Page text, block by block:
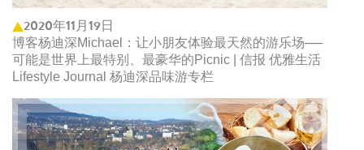
2020年11月19日
博客杨迪深Michael：让小朋友体验最天然的游乐场──
可能是世界上最特别、最豪华的Picnic | 信报 优雅生活
Lifestyle Journal 杨迪深品味游专栏